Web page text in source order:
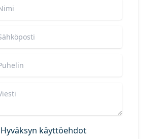
Hyväksyn käyttöehdot